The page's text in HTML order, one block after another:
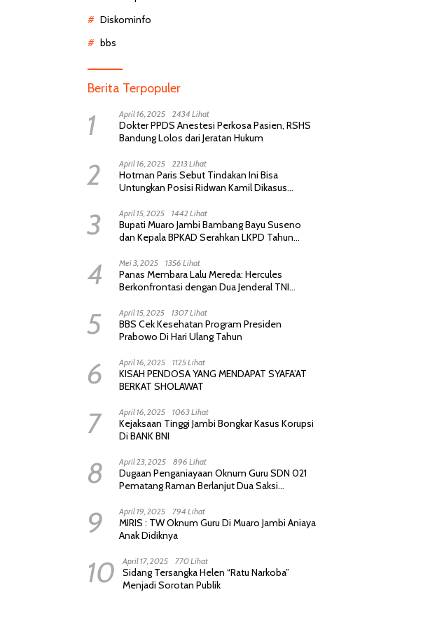
Pasien BPJS Menunggu 8 Jam di
IGD, Ternyata Butuh Perawatan
Diskominfo
bbs
Berita Terpopuler
1 April 16, 2025 2434 Lihat
Dokter PPDS Anestesi Perkosa Pasien, RSHS
Bandung Lolos dari Jeratan Hukum
2 April 16, 2025 2213 Lihat
Hotman Paris Sebut Tindakan Ini Bisa
Untungkan Posisi Ridwan Kamil Dikasus
3 April 15, 2025 1442 Lihat
Bupati Muaro Jambi Bambang Bayu Suseno
dan Kepala BPKAD Serahkan LKPD Tahun
4 Mei 3, 2025 1356 Lihat
Panas Membara Lalu Mereda: Hercules
Berkonfrontasi dengan Dua Jenderal TNI
Permintaan Maaf
5 April 15, 2025 1307 Lihat
BBS Cek Kesehatan Program Presiden
Prabowo Di Hari Ulang Tahun
6 April 16, 2025 1125 Lihat
KISAH PENDOSA YANG MENDAPAT SYAFA’AT
BERKAT SHOLAWAT
7 April 16, 2025 1063 Lihat
Kejaksaan Tinggi Jambi Bongkar Kasus Korupsi
Di BANK BNI
8 April 23, 2025 896 Lihat
Dugaan Penganiayaan Oknum Guru SDN 021
Pematang Raman Berlanjut Dua Saksi
9 April 19, 2025 794 Lihat
MIRIS : TW Oknum Guru Di Muaro Jambi Aniaya
Anak Didiknya
10 April 17, 2025 770 Lihat
Sidang Tersangka Helen “Ratu Narkoba”
Menjadi Sorotan Publik